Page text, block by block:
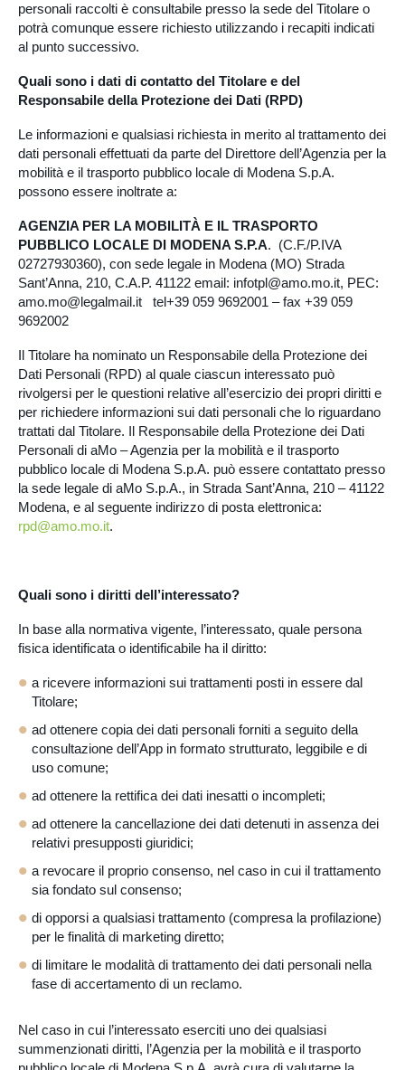
personali raccolti è consultabile presso la sede del Titolare o
potrà comunque essere richiesto utilizzando i recapiti indicati
al punto successivo.
Quali sono i dati di contatto del Titolare e del
Responsabile della Protezione dei Dati (RPD)
Le informazioni e qualsiasi richiesta in merito al trattamento dei
dati personali effettuati da parte del Direttore dell’Agenzia per la
mobilità e il trasporto pubblico locale di Modena S.p.A.
possono essere inoltrate a:
AGENZIA PER LA MOBILITÀ E IL TRASPORTO
PUBBLICO LOCALE DI MODENA S.P.A. (C.F./P.IVA
02727930360), con sede legale in Modena (MO) Strada
Sant’Anna, 210, C.A.P. 41122 email: infotpl@amo.mo.it, PEC:
amo.mo@legalmail.it tel+39 059 9692001 – fax +39 059
9692002
Il Titolare ha nominato un Responsabile della Protezione dei
Dati Personali (RPD) al quale ciascun interessato può
rivolgersi per le questioni relative all’esercizio dei propri diritti e
per richiedere informazioni sui dati personali che lo riguardano
trattati dal Titolare. Il Responsabile della Protezione dei Dati
Personali di aMo – Agenzia per la mobilità e il trasporto
pubblico locale di Modena S.p.A. può essere contattato presso
la sede legale di aMo S.p.A., in Strada Sant’Anna, 210 – 41122
Modena, e al seguente indirizzo di posta elettronica:
rpd@amo.mo.it.
Quali sono i diritti dell’interessato?
In base alla normativa vigente, l’interessato, quale persona
fisica identificata o identificabile ha il diritto:
a ricevere informazioni sui trattamenti posti in essere dal
Titolare;
ad ottenere copia dei dati personali forniti a seguito della
consultazione dell’App in formato strutturato, leggibile e di
uso comune;
ad ottenere la rettifica dei dati inesatti o incompleti;
ad ottenere la cancellazione dei dati detenuti in assenza dei
relativi presupposti giuridici;
a revocare il proprio consenso, nel caso in cui il trattamento
sia fondato sul consenso;
di opporsi a qualsiasi trattamento (compresa la profilazione)
per le finalità di marketing diretto;
di limitare le modalità di trattamento dei dati personali nella
fase di accertamento di un reclamo.
Nel caso in cui l’interessato eserciti uno dei qualsiasi
summenzionati diritti, l’Agenzia per la mobilità e il trasporto